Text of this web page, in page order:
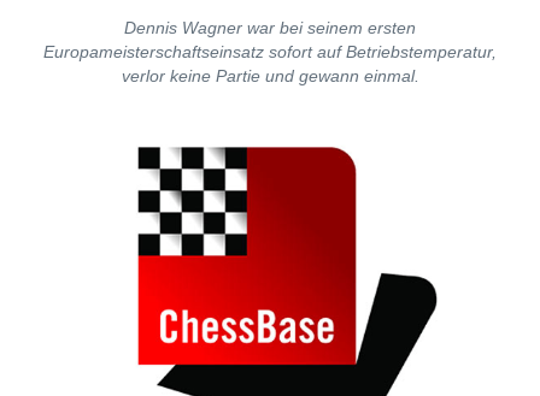
Dennis Wagner war bei seinem ersten
Europameisterschaftseinsatz sofort auf Betriebstemperatur,
verlor keine Partie und gewann einmal.